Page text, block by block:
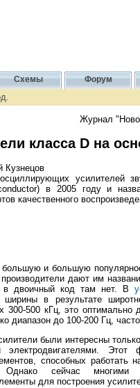
Схемы Форум
Журнал
класса D на
Кузнецов
усилителей
в 2005 году и
качественного
и большую
дают им
в двоичный код там нет. В
ширины в результате
300-500 кГц, это оптимально
диапазон до 100-200 Гц,
были интересны
электродвигателями.
способных работать
сейчас многими
для построения